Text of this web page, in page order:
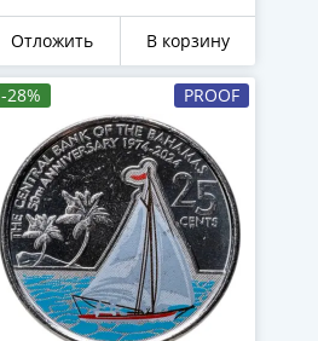
Отложить В корзину
-28% PROOF